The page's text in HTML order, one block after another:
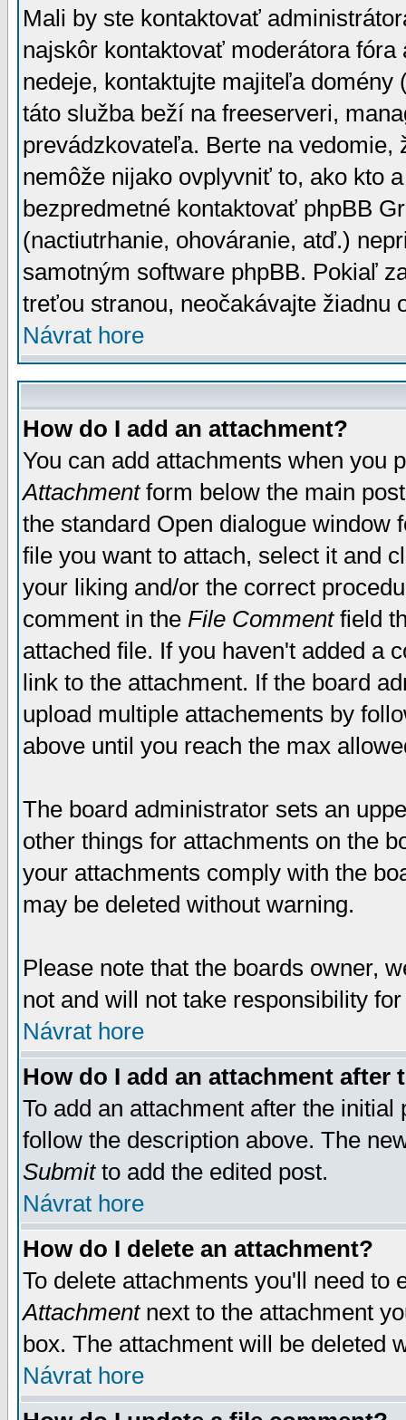
Mali by ste kontaktovať
najskôr kontaktovať moderátora
nedeje, kontaktujte majiteľa
táto služba beží na freeserveri,
prevádzkovateľa. Berte na vedomie,
nemôže nijako ovplyvniť to, ako kto
bezpredmetné kontaktovať phpBB
(nactiutrhanie, ohováranie, atď.)
samotným software phpBB. Pokiaľ
treťou stranou, neočakávajte žiadnu
Návrat hore
How do I add an attachment?
You can add attachments when you
Attachmentform below the main
the standard Open dialogue window
file you want to attach, select it and
your liking and/or the correct
comment in the File Commentfield
attached file. If you haven't added a
link to the attachment. If the board
upload multiple attachements by
above until you reach the max
The board administrator sets an
other things for attachments on the
your attachments comply with the
may be deleted without warning.
Please note that the boards owner,
not and will not take responsibility
Návrat hore
How do I add an attachment after
To add an attachment after the
follow the description above. The
Submitto add the edited post.
Návrat hore
How do I delete an attachment?
To delete attachments you'll need
Attachmentnext to the attachment
box. The attachment will be deleted
Návrat hore